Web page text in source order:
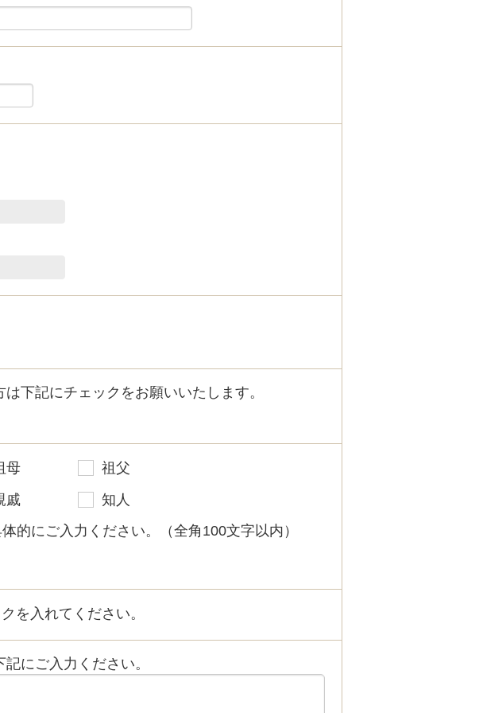
下記にチェックをお願いいたします。
母
祖父
戚
知人
的にご入力ください。（全角100文字以内）
を入れてください。
にご入力ください。